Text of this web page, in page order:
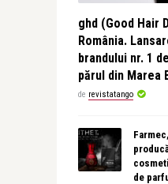
ghd (Good Hair
România.
brandului nr. 1
părul din Marea
de revistatango
de